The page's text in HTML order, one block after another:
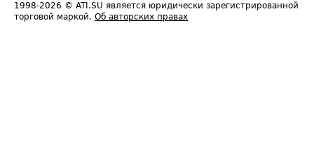
1998-2026 © ATI.SU является юридически зарегистрированной
торговой маркой. Об авторских правах